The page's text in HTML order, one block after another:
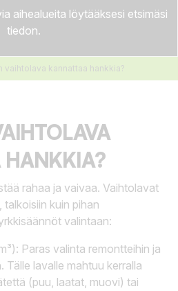
aihealueita löytääksesi etsimäsi
tiedon.
vaihtolava kannattaa hankkia?
rahaa ja vaivaa. Vaihtolavat
kuin pihan
valintaan:
Paras valinta remontteihin ja
Tälle lavalle mahtuu kerralla
(puu, laatat, muovi) tai